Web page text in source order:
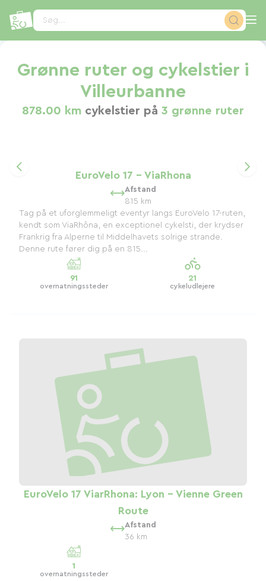
Søg...
Grønne ruter og cykelstier i
Villeurbanne
878.00 km cykelstier på 3 grønne ruter
EuroVelo 17 - ViaRhona
Afstand
815 km
Tag på et uforglemmeligt eventyr langs EuroVelo 17-ruten,
kendt som ViaRhôna, en exceptionel cykelsti, der krydser
Frankrig fra Alperne til Middelhavets solrige strande.
Denne rute fører dig på en 815...
91
overnatningssteder
21
cykeludlejere
EuroVelo 17 ViarRhona: Lyon - Vienne Green
Route
Afstand
36 km
1
overnatningssteder
CCookie-styringspanel